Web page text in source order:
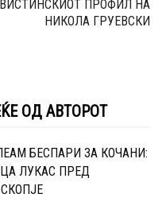
ВИСТИНСКИОТ ПРОФИЛ НА
НИКОЛА ГРУЕВСКИ
ОД АВТОРОТ
БЕСПАРИ ЗА КОЧАНИ:
ЛУКАС ПРЕД